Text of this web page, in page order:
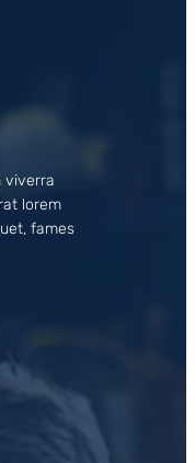
viverra
lorem
fames